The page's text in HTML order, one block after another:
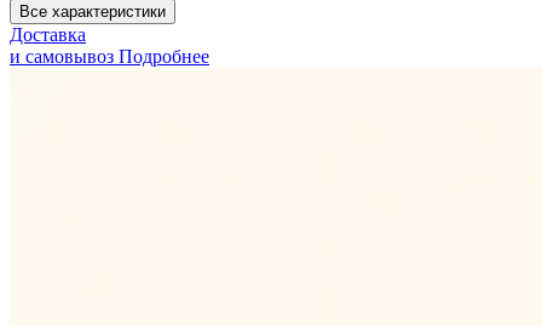
Все характеристики
Доставка
и самовывоз Подробнее